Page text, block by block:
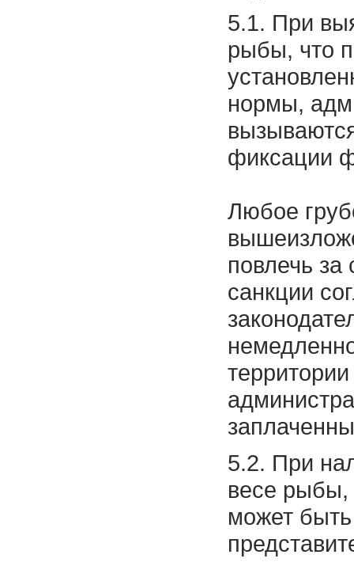
5.1. При
рыбы, что
нормы,
фиксации
Любое
повлечь
санкции
5.2. При
весе рыбы,
может